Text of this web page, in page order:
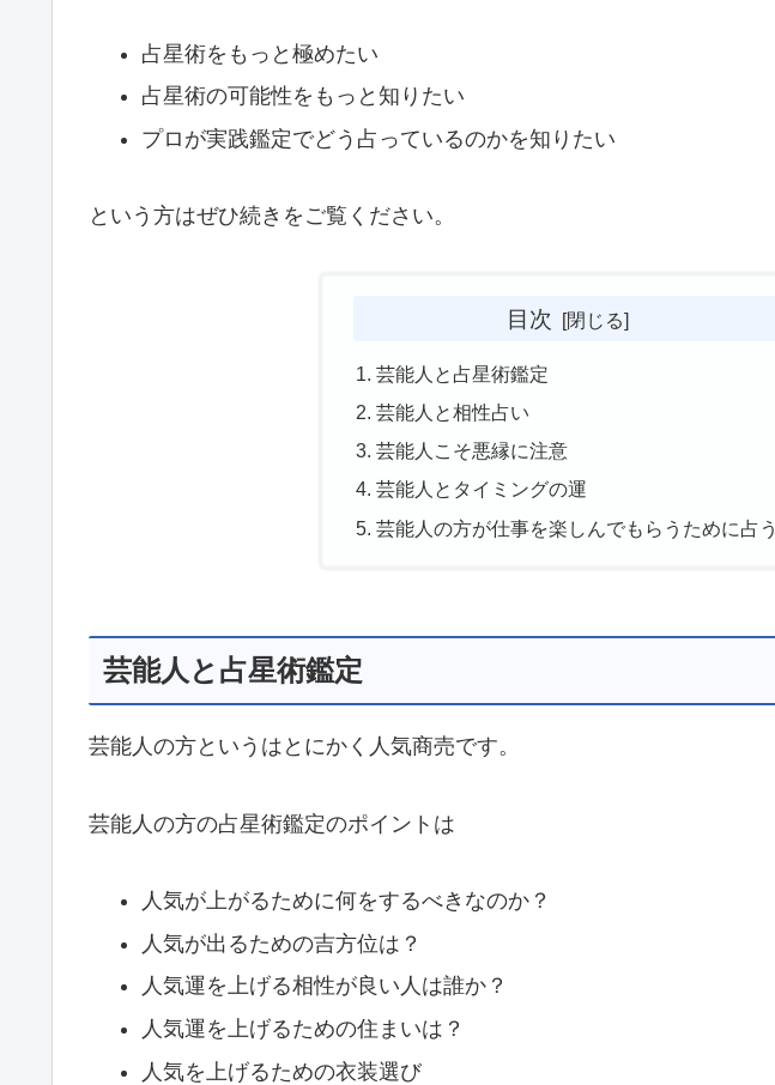
占星術をもっと極めたい
占星術の可能性をもっと知りたい
プロが実践鑑定でどう占っているのかを知りたい
という方はぜひ続きをご覧ください。
目次
芸能人と占星術鑑定
芸能人と相性占い
芸能人こそ悪縁に注意
芸能人とタイミングの運
芸能人の方が仕事を楽しんでもらうために占う
芸能人と占星術鑑定
芸能人の方というはとにかく人気商売です。
芸能人の方の占星術鑑定のポイントは
人気が上がるために何をするべきなのか？
人気が出るための吉方位は？
人気運を上げる相性が良い人は誰か？
人気運を上げるための住まいは？
人気を上げるための衣装選び